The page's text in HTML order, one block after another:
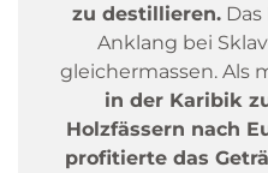
zu destillieren.Das
Anklang bei
gleichermassen. Als
in der Karibik
Holzfässern nach
profitierte das